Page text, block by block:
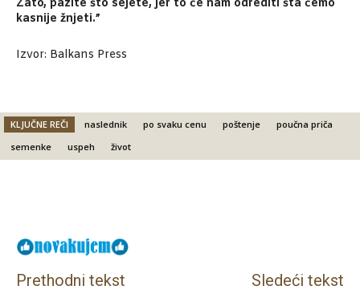
Zato, pazite što sejete, jer to će nam odrediti šta ćemo
kasnije žnjeti.”
Izvor: Balkans Press
KLJUČNE REČI naslednik po svaku cenu poštenje
poučna priča
semenke
uspeh život
Prethodni tekst Sledeći tekst